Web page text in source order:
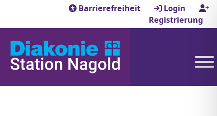
Barrierefreiheit
Login
Registrierung